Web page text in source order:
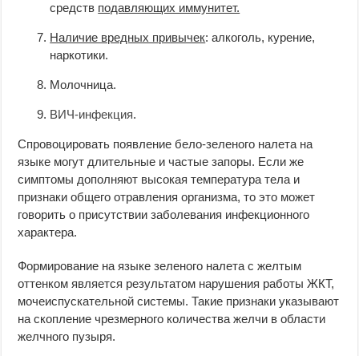
средств подавляющих иммунитет.
Наличие вредных привычек: алкоголь, курение,
наркотики.
Молочница.
ВИЧ-инфекция.
Спровоцировать появление бело-зеленого налета на
языке могут длительные и частые запоры. Если же
симптомы дополняют высокая температура тела и
признаки общего отравления организма, то это может
говорить о присутствии заболевания инфекционного
характера.
Формирование на языке зеленого налета с желтым
оттенком является результатом нарушения работы ЖКТ,
мочеиспускательной системы. Такие признаки указывают
на скопление чрезмерного количества желчи в области
желчного пузыря.